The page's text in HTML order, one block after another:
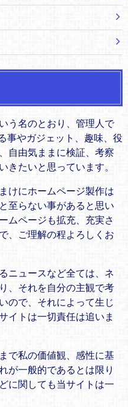
う名のとおり、管理人で
事やガジェット、趣味、役
自由気ままに検証、考察
きたいと思っています。
けにホームページ製作は
至らない事があると思い
ムページも拡充、充実さ
、ご理解の程よろしくお
ニュースなど全ては、ネ
、それを自分の主観で考
ので、それによって生じ
イトは一切責任は追いま
で私の価値観、感性に基
が一般的であるとは限り
に関しても当サイトは一